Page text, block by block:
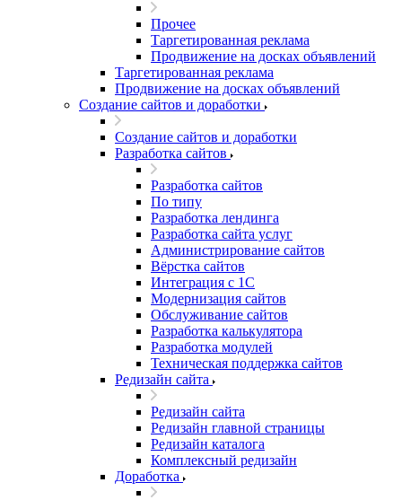
Прочее
Таргетированная реклама
Продвижение на досках объявлений
Таргетированная реклама
Продвижение на досках объявлений
Создание сайтов и доработки
Создание сайтов и доработки
Разработка сайтов
Разработка сайтов
По типу
Разработка лендинга
Разработка сайта услуг
Администрирование сайтов
Вёрстка сайтов
Интеграция с 1С
Модернизация сайтов
Обслуживание сайтов
Разработка калькулятора
Разработка модулей
Техническая поддержка сайтов
Редизайн сайта
Редизайн сайта
Редизайн главной страницы
Редизайн каталога
Комплексный редизайн
Доработка